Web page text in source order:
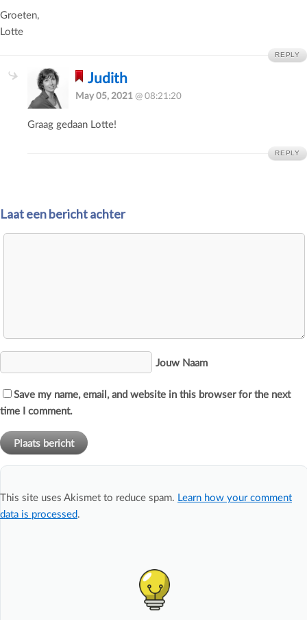
Groeten,
Lotte
REPLY
Judith
May 05, 2021 @ 08:21:20
Graag gedaan Lotte!
REPLY
Laat een bericht achter
Jouw Naam
Save my name, email, and website in this browser for the next
time I comment.
This site uses Akismet to reduce spam. Learn how your comment
data is processed.